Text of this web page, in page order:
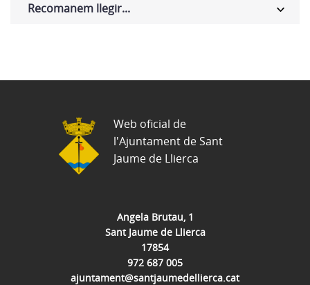
Recomanem llegir...
Angela Brutau, 1
Sant Jaume de Llierca
17854
972 687 005
ajuntament@santjaumedellierca.cat
Web oficial de
l'Ajuntament de Sant
Jaume de Llierca